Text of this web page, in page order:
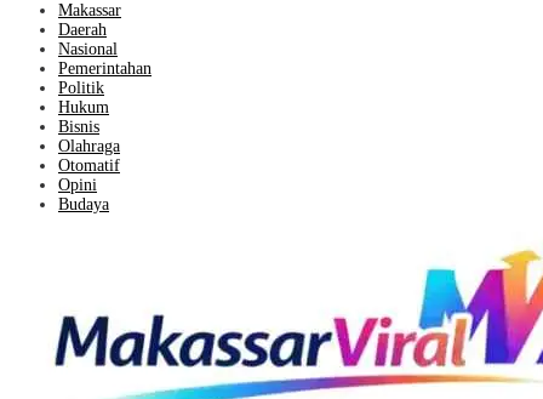
Makassar
Daerah
Nasional
Pemerintahan
Politik
Hukum
Bisnis
Olahraga
Otomatif
Opini
Budaya